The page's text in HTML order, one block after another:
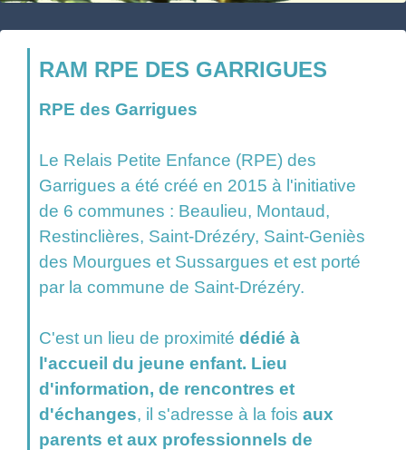
RAM RPE DES GARRIGUES
RPE des Garrigues
Le Relais Petite Enfance (RPE) des
Garrigues a été créé en 2015 à l'initiative
de 6 communes : Beaulieu, Montaud,
Restinclières, Saint-Drézéry, Saint-Geniès
des Mourgues et Sussargues et est porté
par la commune de Saint-Drézéry.
C'est un lieu de proximité dédié à
l'accueil du jeune enfant. Lieu
d'information, de rencontres et
d'échanges, il s'adresse à la fois aux
parents et aux professionnels de